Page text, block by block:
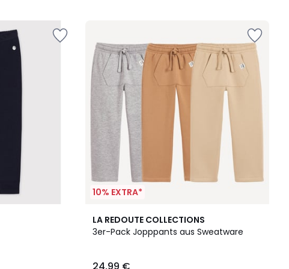
10% EXTRA*
LA REDOUTE COLLECTIONS
3er-Pack Jopppants aus Sweatware
2
Farben